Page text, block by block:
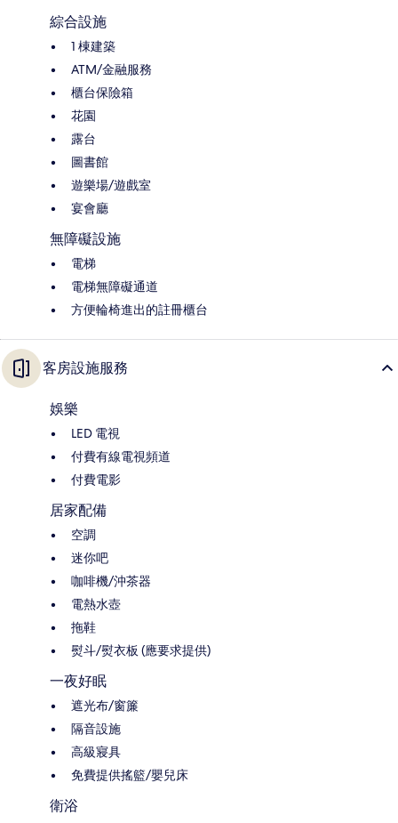
綜合設施
1 棟建築
ATM/金融服務
櫃台保險箱
花園
露台
圖書館
遊樂場/遊戲室
宴會廳
無障礙設施
電梯
電梯無障礙通道
方便輪椅進出的註冊櫃台
客房設施服務
娛樂
LED 電視
付費有線電視頻道
付費電影
居家配備
空調
迷你吧
咖啡機/沖茶器
電熱水壺
拖鞋
熨斗/熨衣板 (應要求提供)
一夜好眠
遮光布/窗簾
隔音設施
高級寢具
免費提供搖籃/嬰兒床
衛浴